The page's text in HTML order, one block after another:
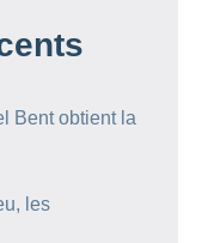
Bent obtient la
les